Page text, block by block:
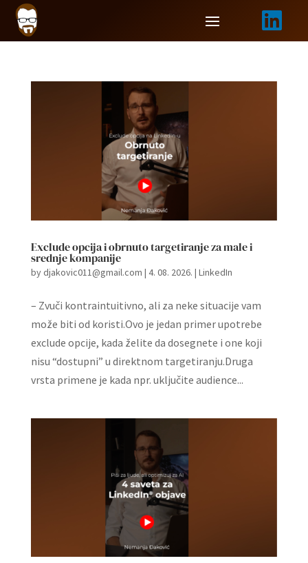

Exclude opcija i obrnuto targetiranje za male i
srednje kompanije
bydjakovic011@gmail.com | 4. 08. 2026. | LinkedIn
– Zvuči kontraintuitivno, ali za neke situacije vam
može biti od koristi.Ovo je jedan primer upotrebe
exclude opcije, kada želite da dosegnete i one koji
nisu “dostupni” u direktnom targetiranju.Druga
vrsta primene je kada npr. uključite audience...